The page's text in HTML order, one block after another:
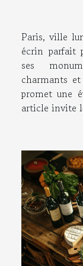
Paris, ville
écrin parfait
ses
charmants
promet une
article invite